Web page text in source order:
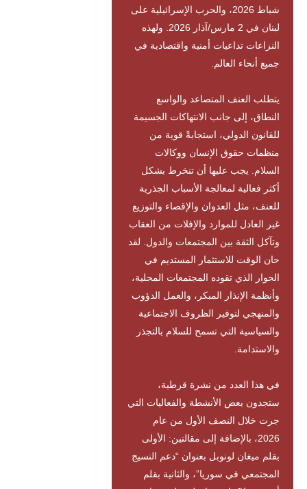
شباط 2026، والحرب الإسرائيلية على
لبنان في 2 مارس/آذار 2026. ولهذه
النزاعات تداعيات أمنية واقتصادية في
جميع أنحاء العالم.
يتطلب العنف المتصاعد والواسع
النطاق، إلى جانب الانتهاكات الجسيمة
للقانون الدولي، استجابةً قوية من
منظمات حقوق الإنسان ووكالات
السلام. يجب عليها أن تنخرط بشكل
أكثر فعالية لمعالجة الأسباب الجذرية
للعنف، مثل العدوان والإقصاء والتوزيع
غير العادل للموارد والإفلات من العقاب
وتآكل الثقة بين المجتمعات والدول. لقد
حان الوقت للاستثمار المستديم في
الحوار الذي تقوده المجتمعات المحلية،
وأنظمة الإنذار المبكر، والعمل الدؤوب
والمنهجي لتوفير الظروف الاجتماعية
والسياسية التي تسمح للسلام بالتجذر
والاستدامة.
في هذا العدد من نشرة قرطبة،
ستجدون بعض الأنشطة والفعاليات التي
جرت خلال النصف الأول من عام
2026، بالإضافة إلى مقالتين: الأولى
بقلم ميغان لونوبل بعنوان “دعم النسيج
المجتمعي في سوريا”، والثانية بقلم